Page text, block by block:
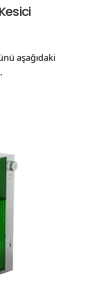
aşağıdaki